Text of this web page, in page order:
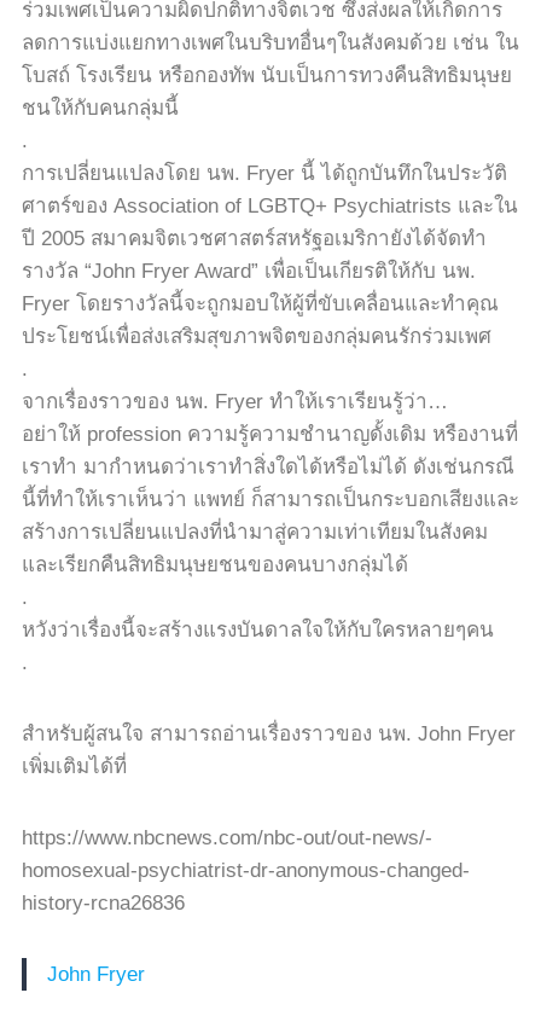
ร่วมเพศเป็นความผิดปกติทางจิตเวช ซึ่งส่งผลให้เกิดการ
ลดการแบ่งแยกทางเพศในบริบทอื่นๆในสังคมด้วย เช่น ใน
โบสถ์ โรงเรียน หรือกองทัพ นับเป็นการทวงคืนสิทธิมนุษย
ชนให้กับคนกลุ่มนี้
.
การเปลี่ยนแปลงโดย นพ. Fryer นี้ ได้ถูกบันทึกในประวัติ
ศาตร์ของ Association of LGBTQ+ Psychiatrists และใน
ปี 2005 สมาคมจิตเวชศาสตร์สหรัฐอเมริกายังได้จัดทำ
รางวัล “John Fryer Award” เพื่อเป็นเกียรติให้กับ นพ.
Fryer โดยรางวัลนี้จะถูกมอบให้ผู้ที่ขับเคลื่อนและทำคุณ
ประโยชน์เพื่อส่งเสริมสุขภาพจิตของกลุ่มคนรักร่วมเพศ
.
จากเรื่องราวของ นพ. Fryer ทำให้เราเรียนรู้ว่า…
อย่าให้ profession ความรู้ความชำนาญดั้งเดิม หรืองานที่
เราทำ มากำหนดว่าเราทำสิ่งใดได้หรือไม่ได้ ดังเช่นกรณี
นี้ที่ทำให้เราเห็นว่า แพทย์ ก็สามารถเป็นกระบอกเสียงและ
สร้างการเปลี่ยนแปลงที่นำมาสู่ความเท่าเทียมในสังคม
และเรียกคืนสิทธิมนุษยชนของคนบางกลุ่มได้
.
หวังว่าเรื่องนี้จะสร้างแรงบันดาลใจให้กับใครหลายๆคน
.
สำหรับผู้สนใจ สามารถอ่านเรื่องราวของ นพ. John Fryer
เพิ่มเติมได้ที่
https://www.nbcnews.com/nbc-out/out-news/-
homosexual-psychiatrist-dr-anonymous-changed-
history-rcna26836
John Fryer